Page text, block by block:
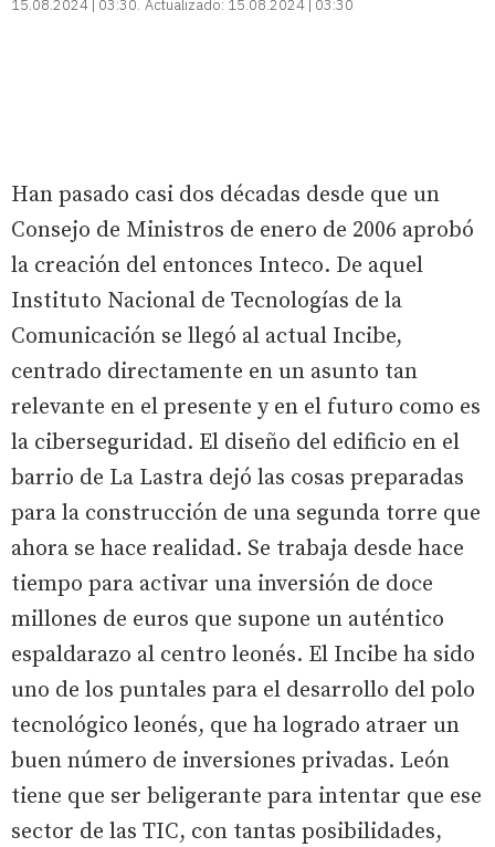
15.08.2024 | 03:30 Actualizado: 15.08.2024 | 03:30
Han pasado casi dos décadas desde que un
Consejo de Ministros de enero de 2006 aprobó
la creación del entonces Inteco. De aquel
Instituto Nacional de Tecnologías de la
Comunicación se llegó al actual Incibe,
centrado directamente en un asunto tan
relevante en el presente y en el futuro como es
la ciberseguridad. El diseño del edificio en el
barrio de La Lastra dejó las cosas preparadas
para la construcción de una segunda torre que
ahora se hace realidad. Se trabaja desde hace
tiempo para activar una inversión de doce
millones de euros que supone un auténtico
espaldarazo al centro leonés. El Incibe ha sido
uno de los puntales para el desarrollo del polo
tecnológico leonés, que ha logrado atraer un
buen número de inversiones privadas. León
tiene que ser beligerante para intentar que ese
sector de las TIC, con tantas posibilidades,